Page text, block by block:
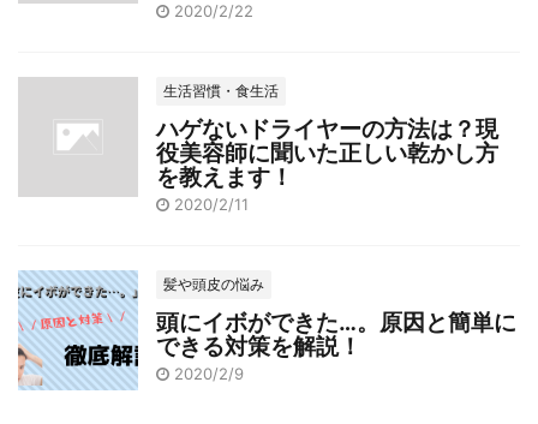
2020/2/22
生活習慣・食生活
ハゲないドライヤーの方法は？現
役美容師に聞いた正しい乾かし方
を教えます！
2020/2/11
髪や頭皮の悩み
頭にイボができた…。原因と簡単に
できる対策を解説！
2020/2/9